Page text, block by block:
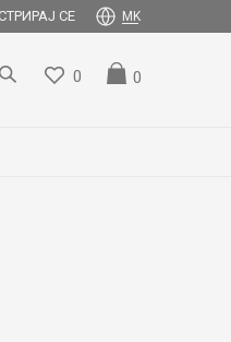
СЕ MK
0
0